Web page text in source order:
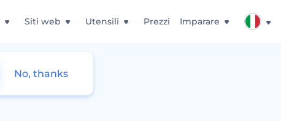
Siti web Utensili Prezzi Imparare
No, thanks